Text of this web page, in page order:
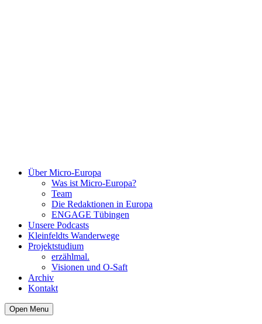
Über Micro-Europa
Was ist Micro-Europa?
Team
Die Redaktionen in Europa
ENGAGE Tübingen
Unsere Podcasts
Kleinfeldts Wanderwege
Projektstudium
erzählmal.
Visionen und O-Saft
Archiv
Kontakt
Open Menu